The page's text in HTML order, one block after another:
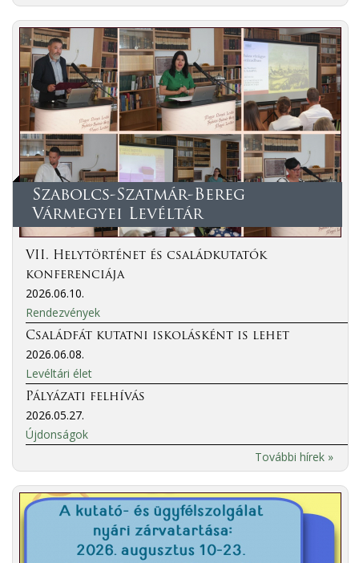
Szabolcs-Szatmár-Bereg
Vármegyei Levéltár
VII. Helytörténet és családkutatók
konferenciája
2026.06.10.
Rendezvények
Családfát kutatni iskolásként is lehet
2026.06.08.
Levéltári élet
Pályázati felhívás
2026.05.27.
Újdonságok
További hírek »